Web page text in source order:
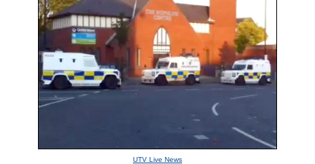
UTV Live News